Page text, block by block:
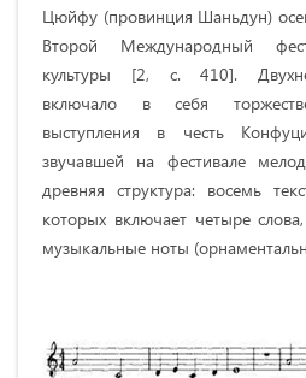
Цюйфу (провинция Шаньдун)
Второй Международный
культуры [2, с. 410].
включало в себя
выступления в честь
звучавшей на фестивале
древняя структура: восемь
которых включает четыре
музыкальные ноты